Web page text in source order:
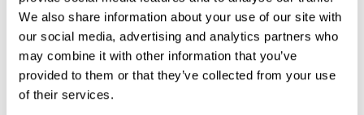
We also share information about your use of our site with
our social media, advertising and analytics partners who
may combine it with other information that you’ve
provided to them or that they’ve collected from your use
of their services.